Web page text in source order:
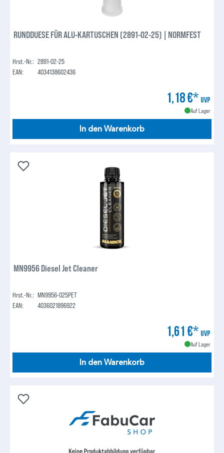
RUNDDUESE FÜR ALU-KARTUSCHEN (2891-02-25) | NORMFEST
Hrst.-Nr.: 2891-02-25
EAN:
4034138602436
1,18 €* UVP
Auf Lager
In den Warenkorb
MN9956 Diesel Jet Cleaner
Hrst.-Nr.: MN9956-025PET
EAN:
4036021896922
1,61 €* UVP
Auf Lager
In den Warenkorb